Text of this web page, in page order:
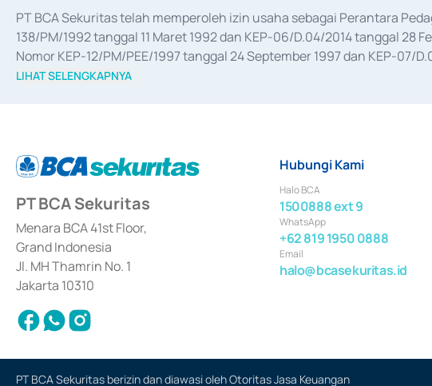
PT BCA Sekuritas telah memperoleh izin usaha sebagai Perantara
138/PM/1992 tanggal 11 Maret 1992 dan KEP-06/D.04/2014 tanggal
Nomor KEP-12/PM/PEE/1997 tanggal 24 September 1997 dan KEP-07/
merger, akuisisi, divestasi, dan
LIHAT SELENGKAPNYA
PT BCA Sekuritas
Menara BCA 41st Floor,
Grand Indonesia
Jl. MH Thamrin No. 1
Jakarta 10310
Hubungi Kami
Halo BCA
1500888 ext 9
WhatsApp
+62 819 1950 0888
Email
halo@bcasekuritas.id
PT BCA Sekuritas berizin dan diawasi oleh Otoritas Jasa Keuangan